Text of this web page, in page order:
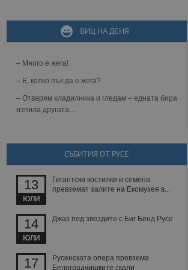
ВИЦ НА ДЕНЯ
– Много е жега!
– Е, колко пък да е жега?
– Отварям хладилника и гледам – едната бира
изпила другата...
СЪБИТИЯ ОТ РУСЕ
13
ЮЛИ
Гигантски костилки и семена
превземат залите на Екомузея в...
14
ЮЛИ
Джаз под звездите с Биг Бенд Русе
17
Русенската опера превзема
Белоградчишките скали
зададена от уеб
MVC
известно като
при затваряне
на съгласието на
за тяхното
сесии.
между хората
уебсайт.
на
на бисквитките,
съответствие и
и
и предоставя
използва